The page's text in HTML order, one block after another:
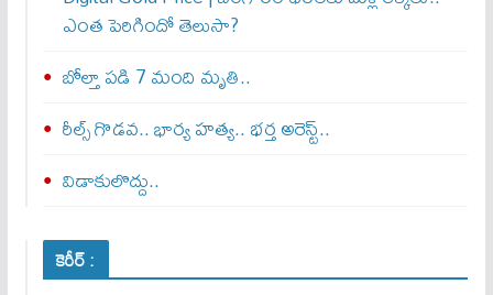
ఎంత పెరిగిందో తెలుసా?
బోల్తా పడి 7 మంది మృతి..
రీల్స్ గొడవ.. భార్య హత్య.. భర్త అరెస్ట్..
విడాకులొద్దు..
కెరీర్ :